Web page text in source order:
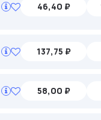
46,40 ₽
137,75 ₽
58,00 ₽